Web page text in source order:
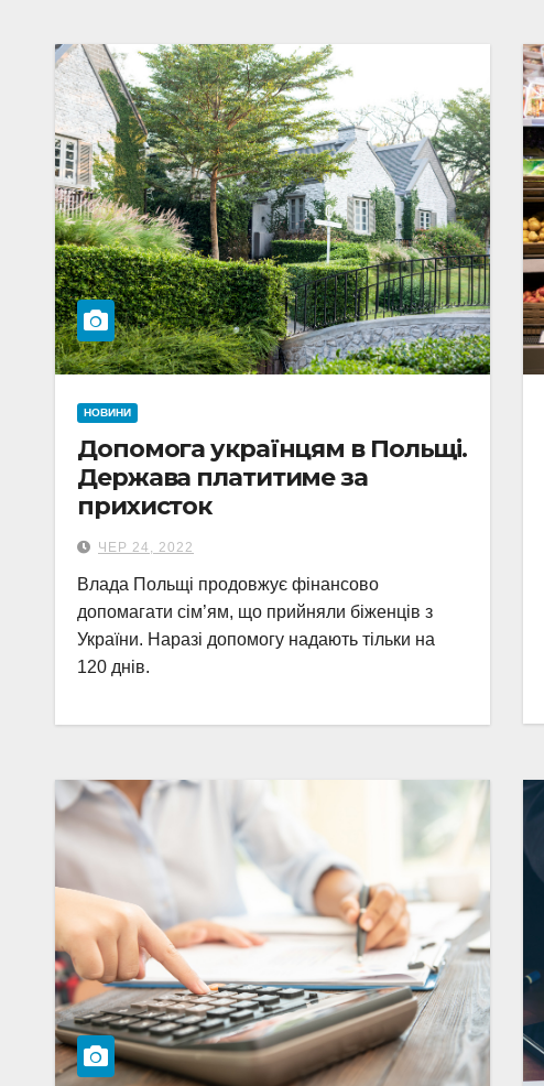
НОВИНИ
Допомога українцям в Польщі.
Держава платитиме за
прихисток
ЧЕР 24, 2022
Влада Польщі продовжує фінансово
допомагати сім’ям, що прийняли біженців з
України. Наразі допомогу надають тільки на
120 днів.